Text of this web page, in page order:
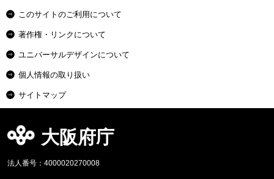
このサイトのご利用について
著作権・リンクについて
ユニバーサルデザインについて
個人情報の取り扱い
サイトマップ
大阪府庁
法人番号：4000020270008